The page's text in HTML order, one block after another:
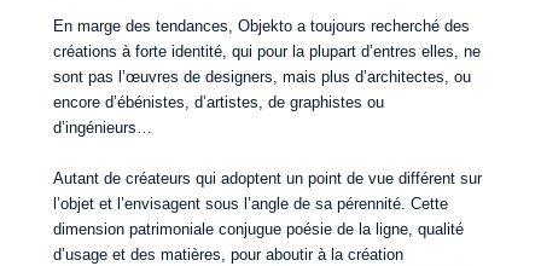
En marge des tendances, Objekto a toujours recherché des
créations à forte identité, qui pour la plupart d’entres elles, ne
sont pas l’œuvres de designers, mais plus d’architectes, ou
encore d’ébénistes, d’artistes, de graphistes ou
d’ingénieurs…
Autant de créateurs qui adoptent un point de vue différent sur
l’objet et l’envisagent sous l’angle de sa pérennité. Cette
dimension patrimoniale conjugue poésie de la ligne, qualité
d’usage et des matières, pour aboutir à la création